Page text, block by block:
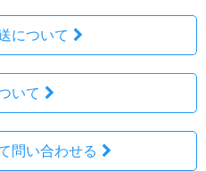
について
いて
問い合わせる